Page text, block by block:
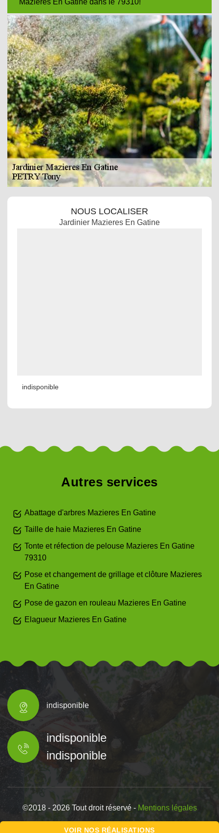
Mazieres En Gatine dans le 79310!
NOUS LOCALISER
Jardinier Mazieres En Gatine
indisponible
Autres services
Abattage d'arbres Mazieres En Gatine
Taille de haie Mazieres En Gatine
Tonte et réfection de pelouse Mazieres En Gatine
79310
Pose et changement de grillage et clôture Mazieres
En Gatine
Pose de gazon en rouleau Mazieres En Gatine
Elagueur Mazieres En Gatine
indisponible
indisponible
indisponible
©2018 - 2026 Tout droit réservé - Mentions légales
VOIR NOS RÉALISATIONS